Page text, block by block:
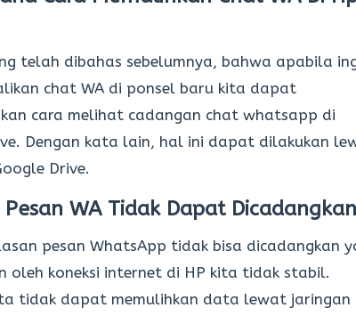
telah dibahas sebelumnya, bahwa apabila
chat WA di ponsel baru kita dapat
cara melihat cadangan chat whatsapp di
Dengan kata lain, hal ini dapat dilakukan
Drive.
Pesan WA Tidak Dapat
pesan WhatsApp tidak bisa dicadangkan
oleh koneksi internet di HP kita tidak stabil.
tidak dapat memulihkan data lewat jaringan